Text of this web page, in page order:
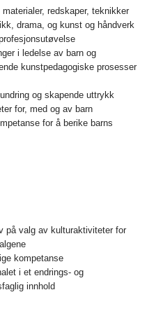
redskaper, teknikker
drama, og kunst og håndverk
i ledelse av barn og
kunstpedagogiske prosesser
og skapende uttrykk
for, med og av barn
for å berike barns
på valg av kulturaktiviteter for
kompetanse
i et endrings- og
innhold